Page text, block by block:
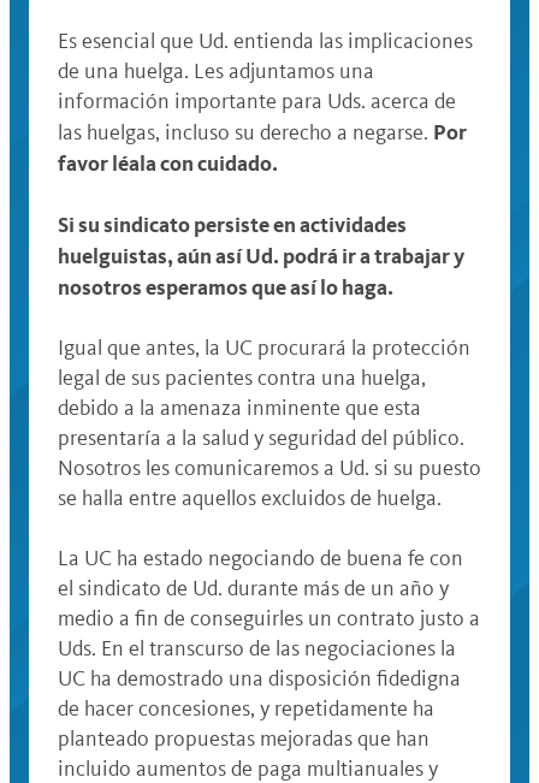
Es esencial que Ud. entienda las implicaciones
de una huelga. Les adjuntamos una
información importante para Uds. acerca de
las huelgas, incluso su derecho a negarse. Por
favor léala con cuidado.
Si su sindicato persiste en actividades
huelguistas, aún así Ud. podrá ir a trabajar y
nosotros esperamos que así lo haga.
Igual que antes, la UC procurará la protección
legal de sus pacientes contra una huelga,
debido a la amenaza inminente que esta
presentaría a la salud y seguridad del público.
Nosotros les comunicaremos a Ud. si su puesto
se halla entre aquellos excluidos de huelga.
La UC ha estado negociando de buena fe con
el sindicato de Ud. durante más de un año y
medio a fin de conseguirles un contrato justo a
Uds. En el transcurso de las negociaciones la
UC ha demostrado una disposición fidedigna
de hacer concesiones, y repetidamente ha
planteado propuestas mejoradas que han
incluido aumentos de paga multianuales y